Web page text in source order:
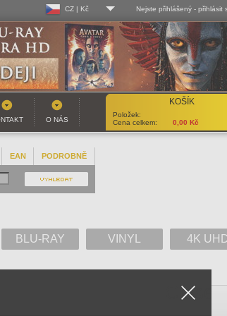
CZ | Kč
CZ | Kč
SK | EUR
Nejste přihlášený - přihlásit
Log-in
Uživ. jméno:
Heslo:
Registrace
KOŠÍK
Položek:
Cena celkem:
0,00 Kč
O NÁS
EAN PODROBNĚ
BLU-RAY VINYL 4K
Close